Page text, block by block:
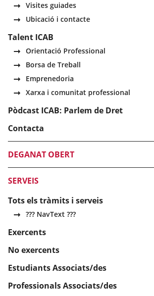
Visites guiades
Ubicació i contacte
Talent ICAB
Orientació Professional
Borsa de Treball
Emprenedoria
Xarxa i comunitat professional
Pòdcast ICAB: Parlem de Dret
Contacta
DEGANAT OBERT
SERVEIS
Tots els tràmits i serveis
??? NavText ???
Exercents
No exercents
Estudiants Associats/des
Professionals Associats/des